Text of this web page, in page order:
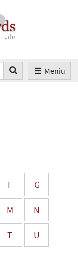
Meniu
F G
M N
T U